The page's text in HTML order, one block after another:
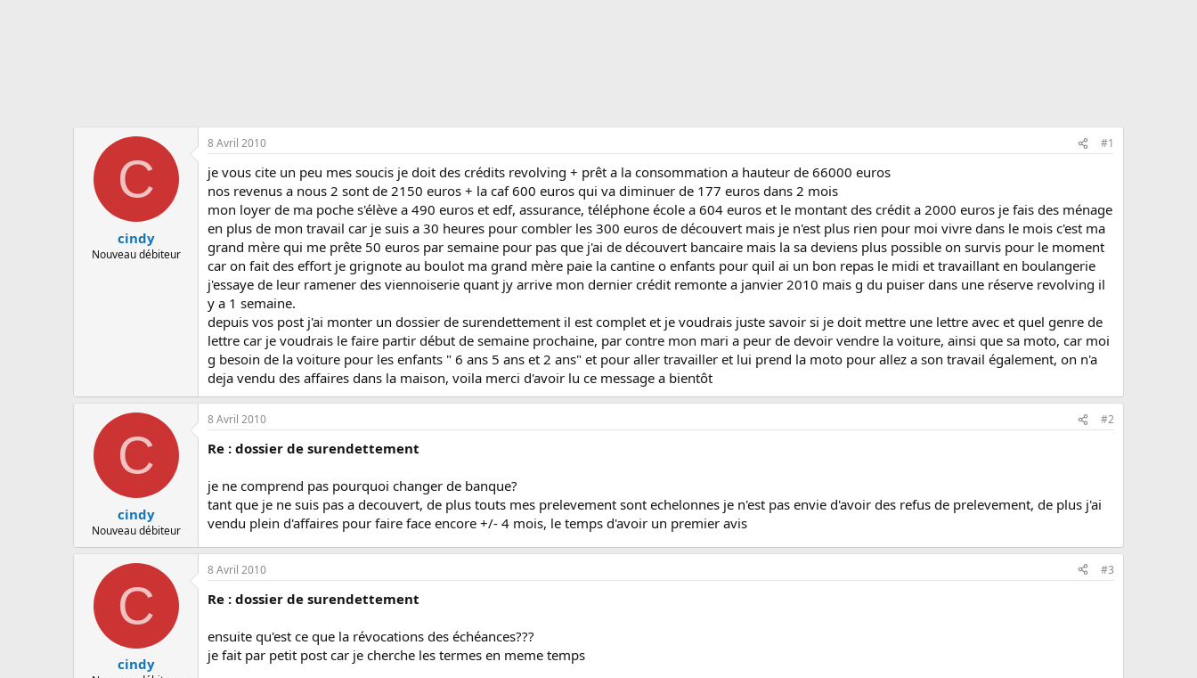
C
cindy
Nouveau débiteur
8 Avril 2010 #1
je vous cite un peu mes soucis je doit des crédits revolving + prêt a la consommation a hauteur de 66000 euros
nos revenus a nous 2 sont de 2150 euros + la caf 600 euros qui va diminuer de 177 euros dans 2 mois
mon loyer de ma poche s'élève a 490 euros et edf, assurance, téléphone école a 604 euros et le montant des crédit a 2000 euros je fais des ménage
en plus de mon travail car je suis a 30 heures pour combler les 300 euros de découvert mais je n'est plus rien pour moi vivre dans le mois c'est ma
grand mère qui me prête 50 euros par semaine pour pas que j'ai de découvert bancaire mais la sa deviens plus possible on survis pour le moment
car on fait des effort je grignote au boulot ma grand mère paie la cantine o enfants pour quil ai un bon repas le midi et travaillant en boulangerie
j'essaye de leur ramener des viennoiserie quant jy arrive mon dernier crédit remonte a janvier 2010 mais g du puiser dans une réserve revolving il
y a 1 semaine.
depuis vos post j'ai monter un dossier de surendettement il est complet et je voudrais juste savoir si je doit mettre une lettre avec et quel genre de
lettre car je voudrais le faire partir début de semaine prochaine, par contre mon mari a peur de devoir vendre la voiture, ainsi que sa moto, car moi
g besoin de la voiture pour les enfants " 6 ans 5 ans et 2 ans" et pour aller travailler et lui prend la moto pour allez a son travail également, on n'a
deja vendu des affaires dans la maison, voila merci d'avoir lu ce message a bientôt
C
cindy
Nouveau débiteur
8 Avril 2010 #2
Re : dossier de surendettement
je ne comprend pas pourquoi changer de banque?
tant que je ne suis pas a decouvert, de plus touts mes prelevement sont echelonnes je n'est pas envie d'avoir des refus de prelevement, de plus j'ai
vendu plein d'affaires pour faire face encore +/- 4 mois, le temps d'avoir un premier avis
C
cindy
8 Avril 2010 #3
Re : dossier de surendettement
ensuite qu'est ce que la révocations des échéances???
je fait par petit post car je cherche les termes en meme temps